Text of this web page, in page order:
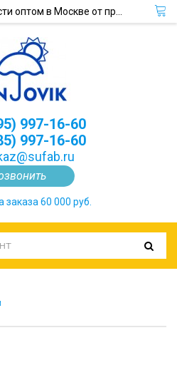
997-16-60
997-16-60
60 000 руб.